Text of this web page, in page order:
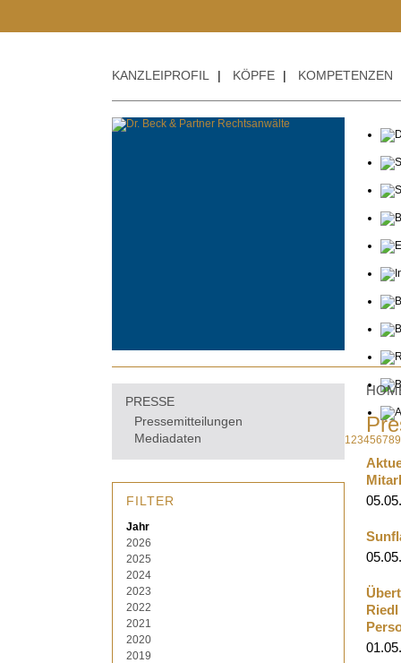
KANZLEIPROFIL | KÖPFE | KOMPETENZEN
123456789
PRESSE
Pressemitteilungen
Mediadaten
FILTER
Jahr
2026
2025
2024
2023
2022
2021
2020
2019